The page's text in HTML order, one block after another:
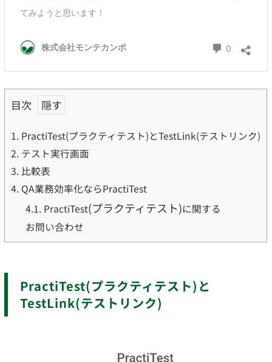
目次
1. PractiTest(プラクティテスト)とTestLink(テストリンク)
2. テスト実行画面
3. 比較表
4. QA業務効率化ならPractiTest
4.1. PractiTest(プラクティテスト)に関する
お問い合わせ
PractiTest(プラクティテスト)と
TestLink(テストリンク)